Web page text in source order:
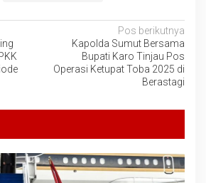
Pos berikutnya
Kapolda Sumut Bersama
Bupati Karo Tinjau Pos
Operasi Ketupat Toba 2025 di
Berastagi